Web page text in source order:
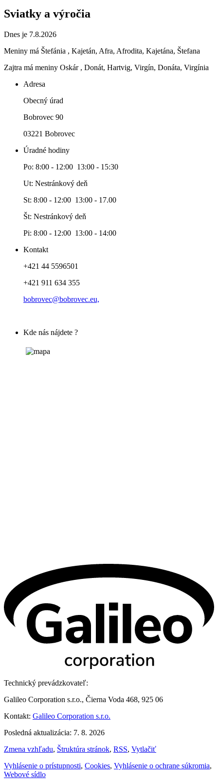
Sviatky a výročia
Dnes je 7.8.2026
Meniny má Štefánia , Kajetán, Afra, Afrodita, Kajetána, Štefana
Zajtra má meniny Oskár , Donát, Hartvig, Virgín, Donáta, Virgínia
Adresa
Obecný úrad
Bobrovec 90
03221 Bobrovec
Úradné hodiny
Po: 8:00 - 12:00 13:00 - 15:30
Ut: Nestránkový deň
St: 8:00 - 12:00 13:00 - 17.00
Št: Nestránkový deň
Pi: 8:00 - 12:00 13:00 - 14:00
Kontakt
+421 44 5596501
+421 911 634 355
bobrovec@bobrovec.eu,
Kde nás nájdete ?
Technický prevádzkovateľ:
Galileo Corporation s.r.o., Čierna Voda 468, 925 06
Kontakt: Galileo Corporation s.r.o.
Posledná aktualizácia: 7. 8. 2026
Zmena vzhľadu, Štruktúra stránok, RSS, Vytlačiť
Vyhlásenie o prístupnosti, Cookies, Vyhlásenie o ochrane súkromia,
Webové sídlo